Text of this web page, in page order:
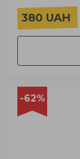
380 UAH
-62%